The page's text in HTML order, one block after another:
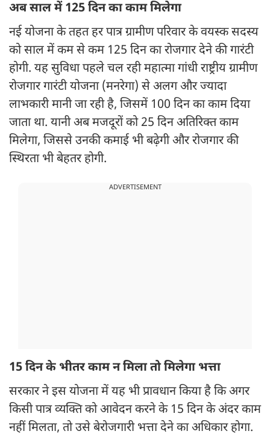
अब साल में 125 दिन का काम मिलेगा
नई योजना के तहत हर पात्र ग्रामीण परिवार के वयस्क सदस्य
को साल में कम से कम 125 दिन का रोजगार देने की गारंटी
होगी. यह सुविधा पहले चल रही महात्मा गांधी राष्ट्रीय ग्रामीण
रोजगार गारंटी योजना (मनरेगा) से अलग और ज्यादा
लाभकारी मानी जा रही है, जिसमें 100 दिन का काम दिया
जाता था. यानी अब मजदूरों को 25 दिन अतिरिक्त काम
मिलेगा, जिससे उनकी कमाई भी बढ़ेगी और रोजगार की
स्थिरता भी बेहतर होगी.
ADVERTISEMENT
15 दिन के भीतर काम न मिला तो मिलेगा भत्ता
सरकार ने इस योजना में यह भी प्रावधान किया है कि अगर
किसी पात्र व्यक्ति को आवेदन करने के 15 दिन के अंदर काम
नहीं मिलता, तो उसे बेरोजगारी भत्ता देने का अधिकार होगा.